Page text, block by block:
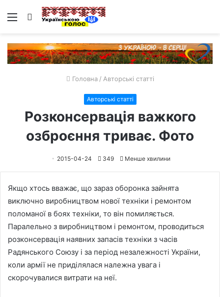
Меню Пошук
Головна / Авторські статті
Авторські статті
Розконсервація важкого
озброєння триває. Фото
2015-04-24 349 Менше хвилини
Якщо хтось вважає, що зараз оборонка зайнята
виключно виробництвом нової техніки і ремонтом
поломаної в боях техніки, то він помиляється.
Паралельно з виробництвом і ремонтом, проводиться
розконсервація наявних запасів техніки з часів
Радянського Союзу і за період незалежності України,
коли армії не приділялася належна увага і
скорочувалися витрати на неї.